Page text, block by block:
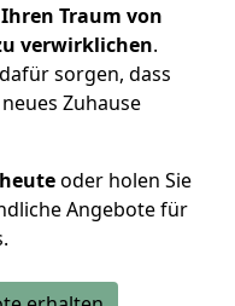
Ihren Traum von
verwirklichen.
sorgen, dass
Zuhause
oder holen Sie
Angebote für